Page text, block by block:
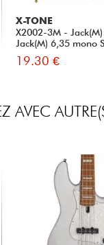
X-TONE
X2002-3M -
Jack(M) 6,35 mono
19.30 €
AVEC